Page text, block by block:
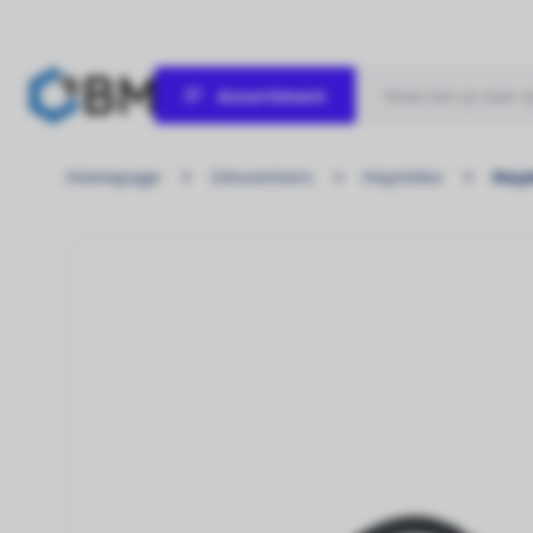
Assortiment
Laat de zon maar schijnen!
Homepage Omvormers Hoymiles